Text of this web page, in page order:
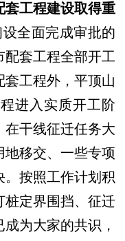
套工程建设取得重
全面完成审批的
配套工程全部开工
工程外，平顶山
进入实质开工阶
在干线征迁任务大
地移交、一些专项
。按照工作计划积
桩定界围挡、征迁
为大家的共识，